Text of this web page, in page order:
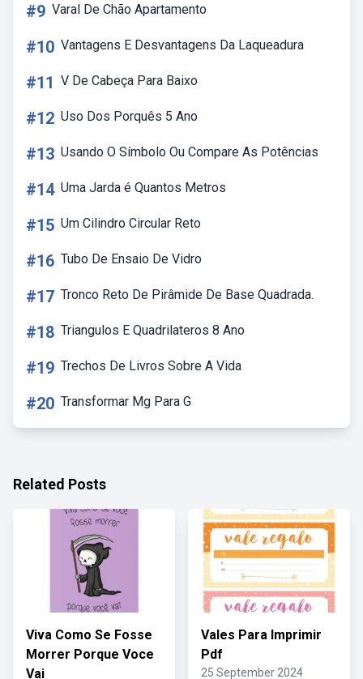
#9 Varal De Chão Apartamento
#10 Vantagens E Desvantagens Da Laqueadura
#11 V De Cabeça Para Baixo
#12 Uso Dos Porquês 5 Ano
#13 Usando O Símbolo Ou Compare As Potências
#14 Uma Jarda é Quantos Metros
#15 Um Cilindro Circular Reto
#16 Tubo De Ensaio De Vidro
#17 Tronco Reto De Pirâmide De Base Quadrada.
#18 Triangulos E Quadrilateros 8 Ano
#19 Trechos De Livros Sobre A Vida
#20 Transformar Mg Para G
Related Posts
Viva Como Se Fosse
Morrer Porque Voce
Vai
Vales Para Imprimir
Pdf
25 September 2024